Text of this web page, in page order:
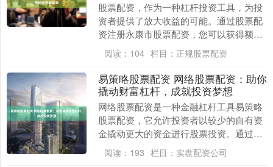
股票配资，作为一种杠杆投资工具，为投
资者提供了放大收益的可能。通过股票配
资注册永康市股票配资，您可以获得额外
的资金，从而扩大投资规模，提升收益
率。 智慧投资之选....
阅读： 104 栏目： 正规股票配资
易策略股票配资 网络股票配资：助你
撬动财富杠杆，成就投资梦想
网络股票配资是一种金融杠杆工具易策略
股票配资，它允许投资者以较少的自有资
金撬动更大的资金进行股票投资。通过网
络配资平台，投资者可以获得高达数倍的
自有资金杠杆，从....
阅读： 193 栏目： 实盘配资公司